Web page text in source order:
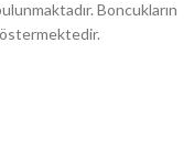
Boncukların